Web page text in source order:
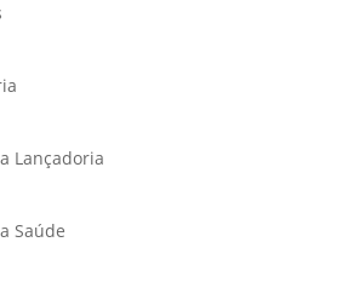
Lançadoria
Saúde